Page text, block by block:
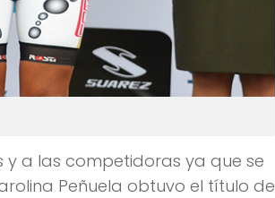
y a las competidoras ya que se
Peñuela obtuvo el título de